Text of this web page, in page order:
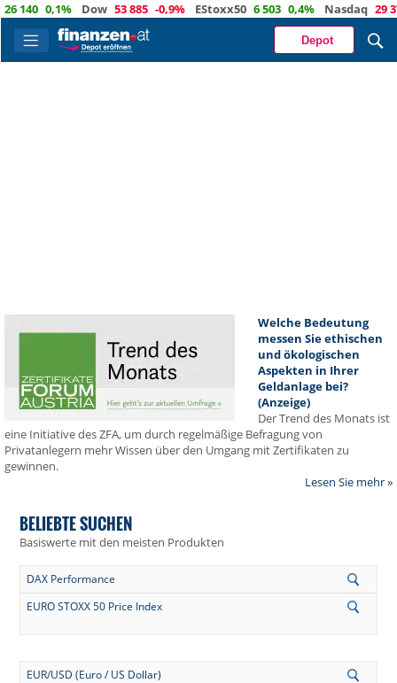
0,1% Dow 53 885 -0,9% EStoxx50 6 503 0,4% Nasdaq 29 373
Depot
Welche Bedeutung
messen Sie ethischen
und ökologischen
Aspekten in Ihrer
Geldanlage bei?
(Anzeige)
Der Trend des Monats ist
eine Initiative des ZFA, um durch regelmäßige Befragung von
Privatanlegern mehr Wissen über den Umgang mit Zertifikaten zu
gewinnen.
Lesen Sie mehr »
BELIEBTE SUCHEN
Basiswerte mit den meisten Produkten
DAX Performance
EURO STOXX 50 Price Index
EUR/USD (Euro / US Dollar)